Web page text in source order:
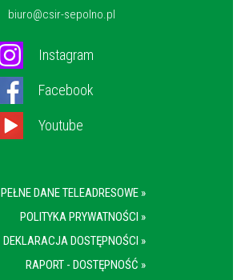
biuro@csir-sepolno.pl
Instagram
Facebook
Youtube
PEŁNE DANE TELEADRESOWE »
POLITYKA PRYWATNOŚCI »
DEKLARACJA DOSTĘPNOŚCI »
RAPORT - DOSTĘPNOŚĆ »